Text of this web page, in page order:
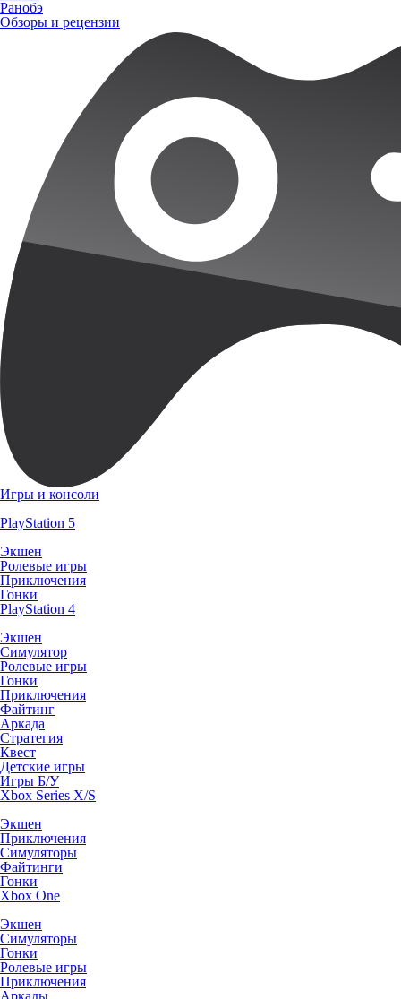
Ранобэ
Обзоры и рецензии
Игры и консоли
PlayStation 5
Экшен
Ролевые игры
Приключения
Гонки
PlayStation 4
Экшен
Симулятор
Ролевые игры
Гонки
Приключения
Файтинг
Аркада
Стратегия
Квест
Детские игры
Игры Б/У
Xbox Series X/S
Экшен
Приключения
Симуляторы
Файтинги
Гонки
Xbox One
Экшен
Симуляторы
Гонки
Ролевые игры
Приключения
Аркады